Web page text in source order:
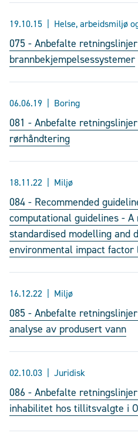
19.10.15 Helse, arbeidsmiljø
075 - Anbefalte
brannbekjempelsessystemer
06.06.19 Boring
081 - Anbefalte
rørhåndtering
18.11.22 Miljø
084 - Recommended
computational guidelines -
standardised modelling and
environmental impact factor
16.12.22 Miljø
085 - Anbefalte
analyse av produsert vann
02.10.03 Juridisk
086 - Anbefalte
inhabilitet hos tillitsvalgte i